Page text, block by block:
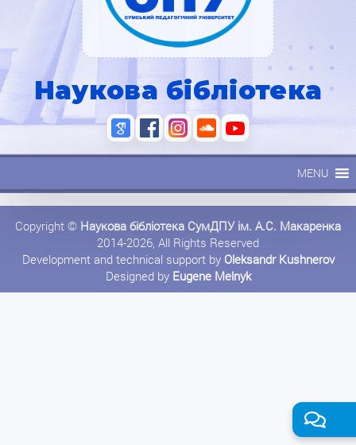
Наукова бібліотека
MENU
Copyright © Наукова бібліотека СумДПУ ім. А.С. Макаренка
2014-2026, All Rights Reserved
Development and technical support by Oleksandr Kushnerov
Designed by Eugene Melnyk